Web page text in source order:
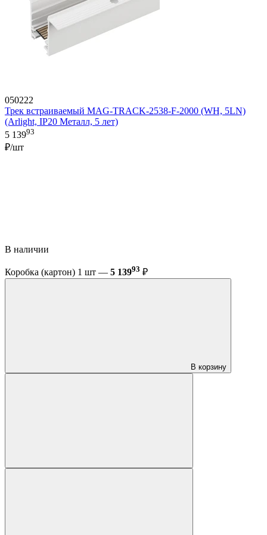
050222
Трек встраиваемый MAG-TRACK-2538-F-2000 (WH, 5LN)
(Arlight, IP20 Металл, 5 лет)
5 13993
₽/шт
В наличии
Коробка (картон) 1 шт — 5 13993 ₽
В корзину